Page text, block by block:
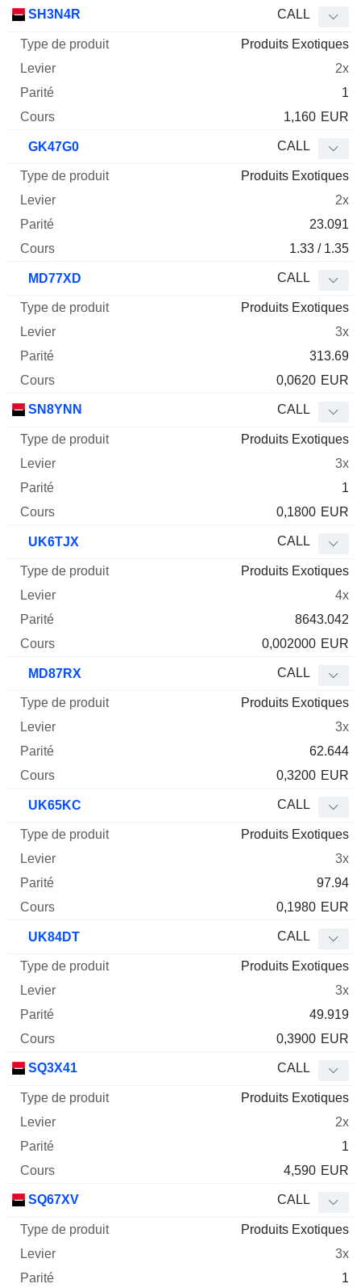
SH3N4R CALL
Produits Exotiques
2x
1
1,160 EUR
GK47G0 CALL
Produits Exotiques
2x
23.091
1.33 / 1.35
MD77XD CALL
Produits Exotiques
3x
313.69
0,0620 EUR
SN8YNN CALL
Produits Exotiques
3x
1
0,1800 EUR
UK6TJX CALL
Produits Exotiques
4x
8643.042
0,002000 EUR
MD87RX CALL
Produits Exotiques
3x
62.644
0,3200 EUR
UK65KC CALL
Produits Exotiques
3x
97.94
0,1980 EUR
UK84DT CALL
Produits Exotiques
3x
49.919
0,3900 EUR
SQ3X41 CALL
Produits Exotiques
2x
1
4,590 EUR
SQ67XV CALL
Produits Exotiques
3x
1